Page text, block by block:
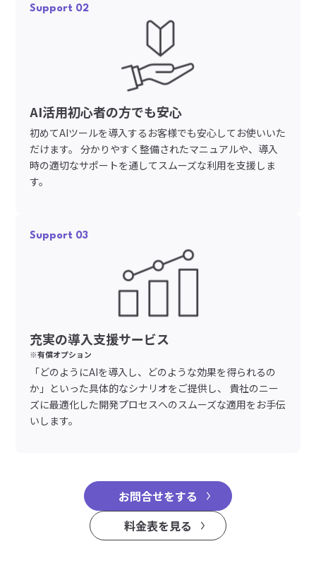
Support 02
AI活用初心者の方でも安心
初めてAIツールを導入するお客様でも安心してお使いいた
だけます。 分かりやすく整備されたマニュアルや、導入
時の適切なサポートを通してスムーズな利用を支援しま
す。
Support 03
充実の導入支援サービス
※有償オプション
「どのようにAIを導入し、どのような効果を得られるの
か」といった具体的なシナリオをご提供し、 貴社のニー
ズに最適化した開発プロセスへのスムーズな適用をお手伝
いします。
お問合せをする
料金表を見る